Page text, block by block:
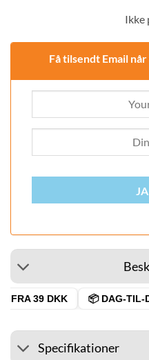
Ikke
Få tilsendt Email
39 DKK 📦 DAG-TIL-
Specifikationer